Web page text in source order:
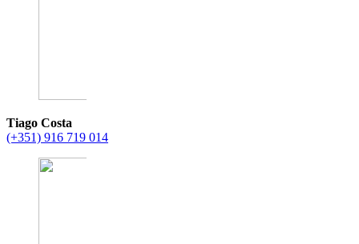
Tiago Costa
(+351) 916 719 014